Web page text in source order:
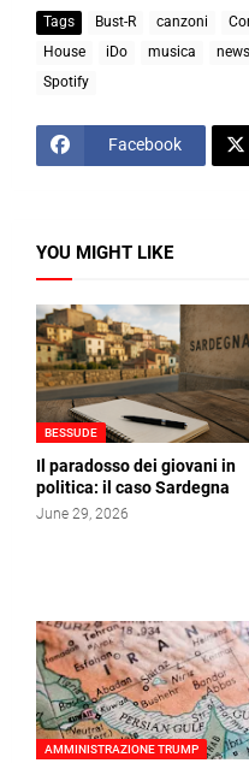
Tags Bust-R canzoni
House
iDo musica news
Spotify
Facebook
YOU MIGHT LIKE
BESSUDE
Il paradosso dei giovani in
politica: il caso Sardegna
June 29, 2026
AMMINISTRAZIONE TRUMP